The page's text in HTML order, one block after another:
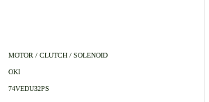
MOTOR / CLUTCH / SOLENOID
OKI
74VEDU32PS